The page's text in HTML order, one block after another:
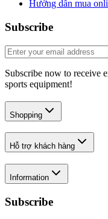
Hướng dẫn mua
Subscribe
Subscribe now to receive
sports equipment!
Shopping
Hỗ trợ khách hàng
Information
Subscribe